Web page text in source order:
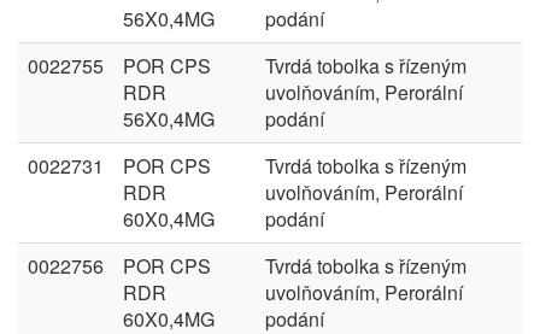
56X0,4MG
podání
0022755
POR CPS
RDR
56X0,4MG
Tvrdá tobolka s řízeným
uvolňováním, Perorální
podání
0022731
POR CPS
RDR
60X0,4MG
Tvrdá tobolka s řízeným
uvolňováním, Perorální
podání
0022756
POR CPS
RDR
60X0,4MG
Tvrdá tobolka s řízeným
uvolňováním, Perorální
podání